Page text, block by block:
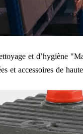
et d’hygiène
et accessoires de